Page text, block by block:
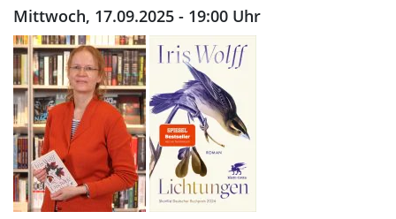
Mittwoch, 17.09.2025 - 19:00 Uhr